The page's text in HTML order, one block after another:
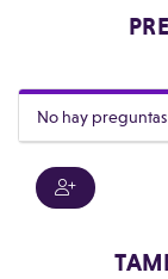
No hay